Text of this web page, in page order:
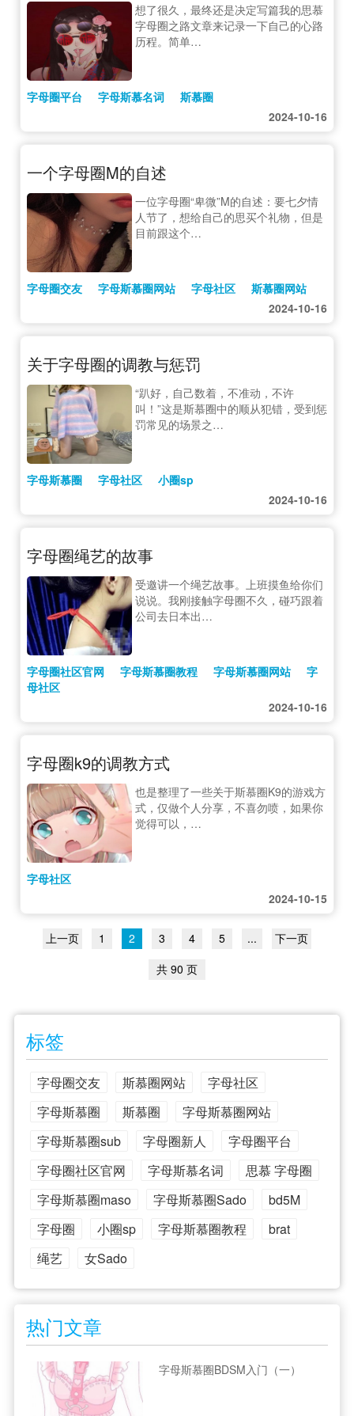
想了很久，最终还是决定写篇我的思慕
字母圈之路文章来记录一下自己的心路
历程。简单…
字母圈平台 字母斯慕名词
斯慕圈
2024-10-16
一个字母圈M的自述
一位字母圈“卑微”M的自述：要七夕情
人节了，想给自己的思买个礼物，但是
目前跟这个…
字母圈交友 字母斯慕圈网站 字母社区
斯慕圈网站
2024-10-16
关于字母圈的调教与惩罚
“趴好，自己数着，不准动，不许
叫！”这是斯慕圈中的顺从犯错，受到惩
罚常见的场景之…
字母斯慕圈 字母社区
小圈sp
2024-10-16
字母圈绳艺的故事
受邀讲一个绳艺故事。上班摸鱼给你们
说说。我刚接触字母圈不久，碰巧跟着
公司去日本出…
字母圈社区官网 字母斯慕圈教程 字母斯慕圈网站
字
母社区
2024-10-16
字母圈k9的调教方式
也是整理了一些关于斯慕圈K9的游戏方
式，仅做个人分享，不喜勿喷，如果你
觉得可以，…
字母社区
2024-10-15
上一页 1 2 3 4 5 ...
下一页
共 90 页
标签
字母圈交友 斯慕圈网站
字母社区
字母斯慕圈
斯慕圈
字母斯慕圈网站
字母斯慕圈sub
字母圈新人
字母圈平台
字母圈社区官网
字母斯慕名词
思慕 字母圈
字母斯慕圈maso
字母斯慕圈Sado
bd5M
字母圈
小圈sp 字母斯慕圈教程
brat
绳艺
女Sado
热门文章
字母斯慕圈BDSM入门（一）